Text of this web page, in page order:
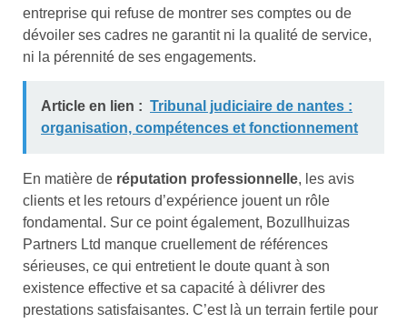
entreprise qui refuse de montrer ses comptes ou de
dévoiler ses cadres ne garantit ni la qualité de service,
ni la pérennité de ses engagements.
Article en lien : Tribunal judiciaire de nantes :
organisation, compétences et fonctionnement
En matière de réputation professionnelle, les avis
clients et les retours d’expérience jouent un rôle
fondamental. Sur ce point également, Bozullhuizas
Partners Ltd manque cruellement de références
sérieuses, ce qui entretient le doute quant à son
existence effective et sa capacité à délivrer des
prestations satisfaisantes. C’est là un terrain fertile pour